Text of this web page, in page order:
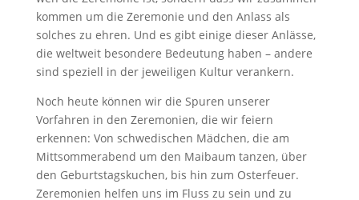
kommen um die Zeremonie und den Anlass als
solches zu ehren. Und es gibt einige dieser Anlässe,
die weltweit besondere Bedeutung haben – andere
sind speziell in der jeweiligen Kultur verankern.
Noch heute können wir die Spuren unserer
Vorfahren in den Zeremonien, die wir feiern
erkennen: Von schwedischen Mädchen, die am
Mittsommerabend um den Maibaum tanzen, über
den Geburtstagskuchen, bis hin zum Osterfeuer.
Zeremonien helfen uns im Fluss zu sein und zu